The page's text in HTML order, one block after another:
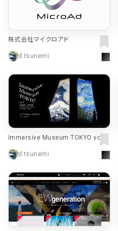
株式会社マイクロアド
d.tsunemi
Immersive Museum TOKYO vol.3
印象派と浮世絵 ～ゴッホと北斎、
モネと広重～
d.tsunemi